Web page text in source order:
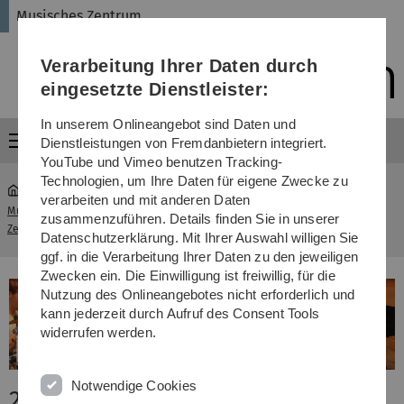
Direkt
Direkt
Direkt
(Sprache,
Drucken,
Media)
Direkt
Direkt
Musisches Zentrum
Menü
Musisches
Zentrum
...
Verarbeitung Ihrer Daten durch
eingesetzte Dienstleister:
In unserem Onlineangebot sind Daten und
Dienstleistungen von Fremdanbietern integriert.
YouTube und Vimeo benutzen Tracking-
Technologien, um Ihre Daten für eigene Zwecke zu
verarbeiten und mit anderen Daten
zusammenzuführen. Details finden Sie in unserer
Datenschutzerklärung. Mit Ihrer Auswahl willigen Sie
ggf. in die Verarbeitung Ihrer Daten zu den jeweiligen
Zwecken ein. Die Einwilligung ist freiwillig, für die
Nutzung des Onlineangebotes nicht erforderlich und
kann jederzeit durch Aufruf des Consent Tools
widerrufen werden.
Notwendige Cookies